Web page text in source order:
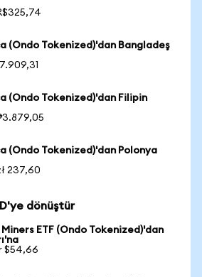
(Ondo Tokenized)'dan Bangladeş
(Ondo Tokenized)'dan Filipin
(Ondo Tokenized)'dan Polonya
237,60
dönüştür
ETF (Ondo Tokenized)'dan
$54,66